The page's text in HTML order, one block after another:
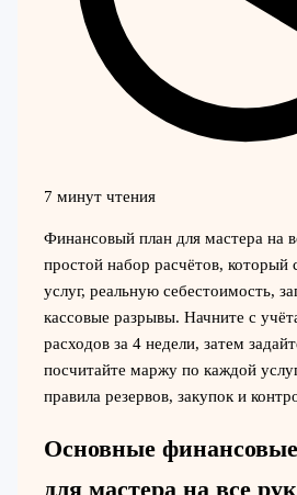
7 минут чтения
Финансовый план для мастера на
простой набор расчётов, который
услуг, реальную себестоимость,
кассовые разрывы. Начните с
расходов за 4 недели, затем
посчитайте маржу по каждой
правила резервов, закупок и
Основные